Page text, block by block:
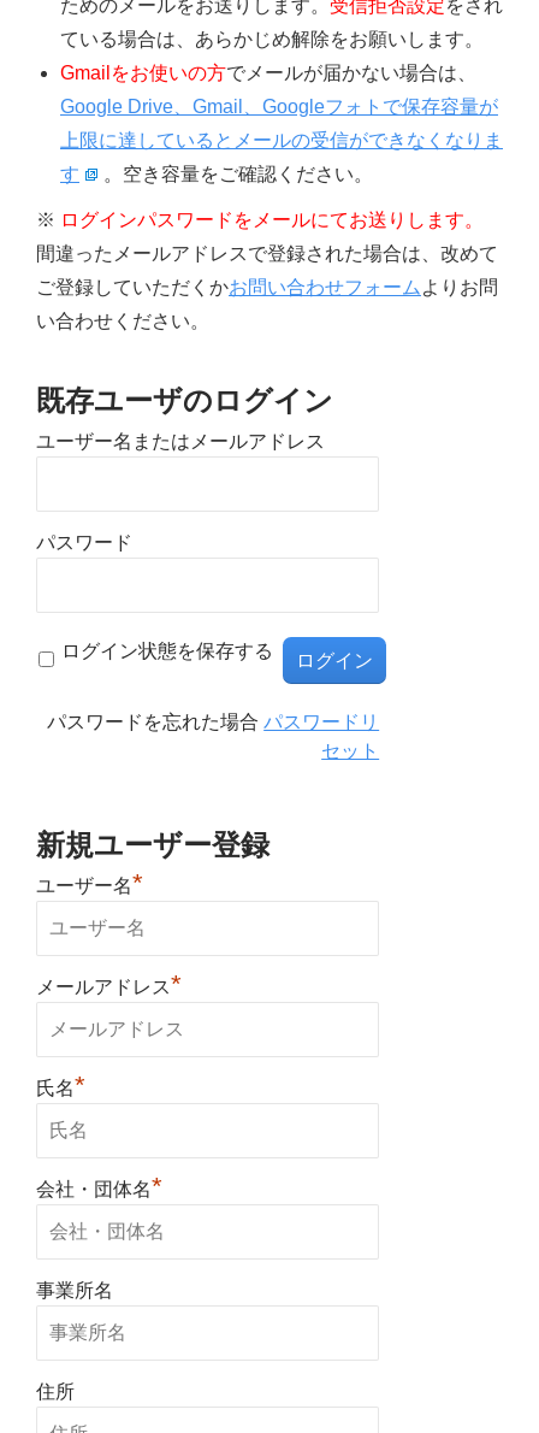
ためのメールをお送りします。 受信拒否設定をされ
ている場合は、あらかじめ解除をお願いします。
Gmailをお使いの方でメールが届かない場合は、
Google Drive、Gmail、Googleフォトで保存容量が
上限に達しているとメールの受信ができなくなりま
す
。空き容量をご確認ください。
※ ログインパスワードをメールにてお送りします。
間違ったメールアドレスで登録された場合は、改めて
ご登録していただくかお問い合わせフォーム よりお問
い合わせください。
既存ユーザのログイン
ユーザー名またはメールアドレス
パスワード
ログイン状態を保存する
パスワードを忘れた場合パスワードリ
セット
新規ユーザー登録
ユーザー名*
メールアドレス*
氏名*
会社・団体名*
事業所名
住所